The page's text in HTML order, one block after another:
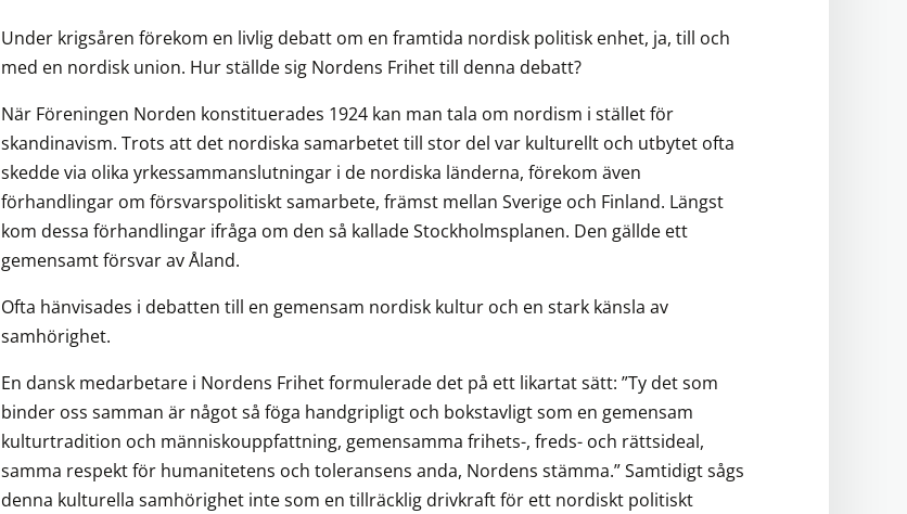
Under krigsåren förekom en livlig debatt om en framtida nordisk politisk enhet, ja, till och
med en nordisk union. Hur ställde sig Nordens Frihet till denna debatt?
När Föreningen Norden konstituerades 1924 kan man tala om nordism i stället för
skandinavism. Trots att det nordiska samarbetet till stor del var kulturellt och utbytet ofta
skedde via olika yrkessammanslutningar i de nordiska länderna, förekom även
förhandlingar om försvarspolitiskt samarbete, främst mellan Sverige och Finland. Längst
kom dessa förhandlingar ifråga om den så kallade Stockholmsplanen. Den gällde ett
gemensamt försvar av Åland.
Ofta hänvisades i debatten till en gemensam nordisk kultur och en stark känsla av
samhörighet.
En dansk medarbetare i Nordens Frihet formulerade det på ett likartat sätt: ”Ty det som
binder oss samman är något så föga handgripligt och bokstavligt som en gemensam
kulturtradition och människouppfattning, gemensamma frihets-, freds- och rättsideal,
samma respekt för humanitetens och toleransens anda, Nordens stämma.” Samtidigt sågs
denna kulturella samhörighet inte som en tillräcklig drivkraft för ett nordiskt politiskt